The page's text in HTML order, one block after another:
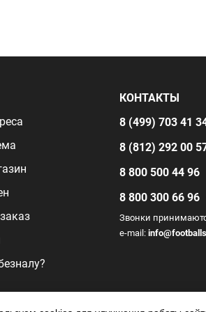
КОНТАКТЫ
8 (499) 703 41
8 (812) 292 00
8 800 500 44 96
8 800 300 66 96
Звонки
e-mail: